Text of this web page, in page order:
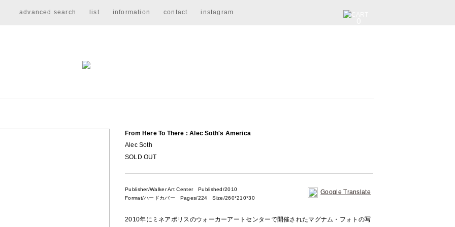
advanced search list information contact instagram
From Here To There : Alec Soth's America
Alec Soth
SOLD OUT
Publisher/Walker Art CenterPublished/2010
Format/ハードカバー Pages/224 Size/260*210*30
Google Translate
2010年にミネアポリスのウォーカーアートセンターで開催されたマグナム・フォトの写